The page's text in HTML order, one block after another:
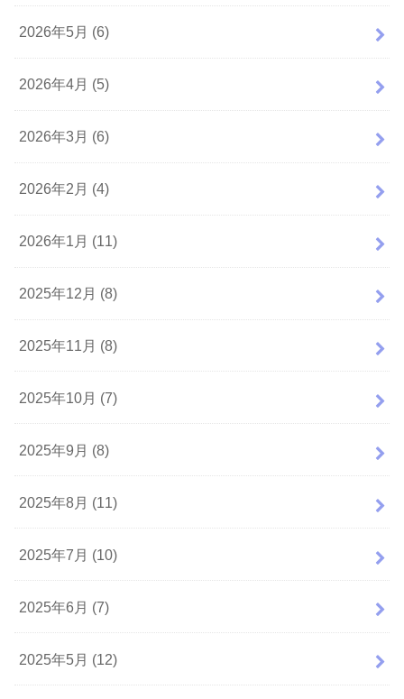
2026年5月 (6)
2026年4月 (5)
2026年3月 (6)
2026年2月 (4)
2026年1月 (11)
2025年12月 (8)
2025年11月 (8)
2025年10月 (7)
2025年9月 (8)
2025年8月 (11)
2025年7月 (10)
2025年6月 (7)
2025年5月 (12)